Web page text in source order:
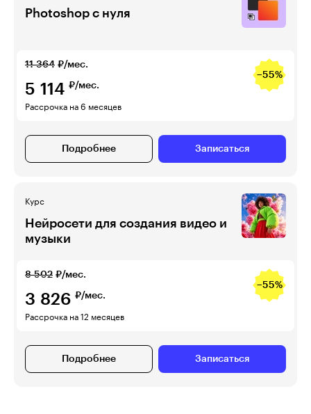
Photoshop с нуля
11 364 ₽/мес.
−55%
5 114 ₽/мес.
Рассрочка на 6 месяцев
Подробнее Записаться
Курс
Нейросети для создания видео и
музыки
8 502 ₽/мес.
−55%
3 826 ₽/мес.
Рассрочка на 12 месяцев
Подробнее Записаться